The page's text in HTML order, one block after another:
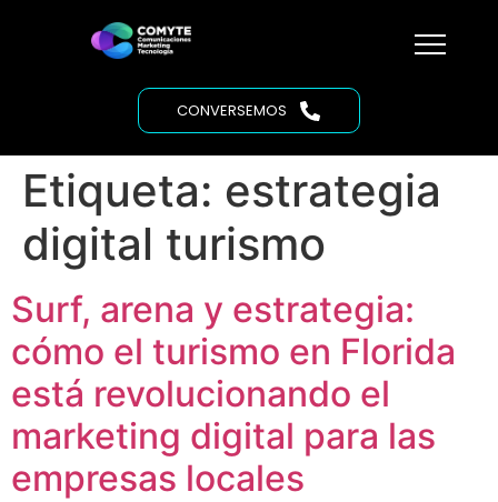
CONVERSEMOS
Etiqueta: estrategia
digital turismo
Surf, arena y estrategia:
cómo el turismo en Florida
está revolucionando el
marketing digital para las
empresas locales